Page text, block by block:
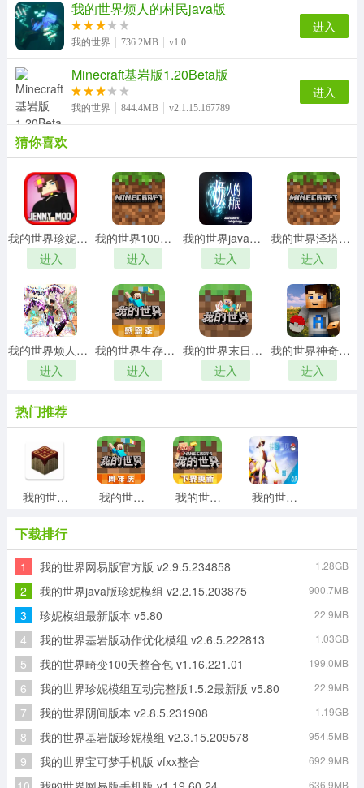
我的世界烦人的村民java版
我的世界 736.2MB v1.0
进入
Minecraft基岩版1.20Beta版
我的世界 844.4MB v2.1.15.167789
进入
猜你喜欢
我的世界珍妮模组互动完整版1.5.2最新版
进入
我的世界100种枪械模组手机版
进入
我的世界java版烦人的村民模组
进入
我的世界泽塔奥特曼模组
进入
我的世界烦人的村民模组
进入
我的世界生存战争旧版
进入
我的世界末日生存100天模组
进入
我的世界神奇宝贝MOD
进入
热门推荐
我的世界java版手机版正版 我的世界阴间版本 我的世界惊变100天城市模组 我的世界宝可梦手机版
我的世界运动渲染mod 我的世界旧版本1.7.10 我的世界java版官网版
mc我的世界国际版 我的世界蜜蜂版本
下载排行
1 我的世界网易版官方版 v2.9.5.234858 1.28GB
2 我的世界java版珍妮模组 v2.2.15.203875 900.7MB
3 珍妮模组最新版本 v5.80 22.9MB
4 我的世界基岩版动作优化模组 v2.6.5.222813 1.03GB
5 我的世界畸变100天整合包 v1.16.221.01 199.0MB
6 我的世界珍妮模组互动完整版1.5.2最新版 v5.80 22.9MB
7 我的世界阴间版本 v2.8.5.231908 1.19GB
8 我的世界基岩版珍妮模组 v2.3.15.209578 954.5MB
9 我的世界宝可梦手机版 vfxx整合 692.9MB
636.9MB